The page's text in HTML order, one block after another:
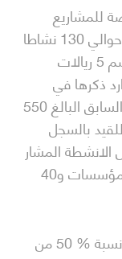
للمشاريع
الصغيرة والمتوسطة بشكل عام شملت حوالي 130 نشاطا
اقتصاديا حيث شكل التخفيض تطبيق رسم 5 ريالات
ذكرها في
المرفق بالقرار 61/2022 بدلا من الرسم السابق البالغ 550
بالسجل
المشار
إليها ليصبح رسم القيد 30 ريالا عمانيا للمؤسسات و40
وللتوضيح فان القرار المتضمن تخفيض نسبة 50‎ %‎ من